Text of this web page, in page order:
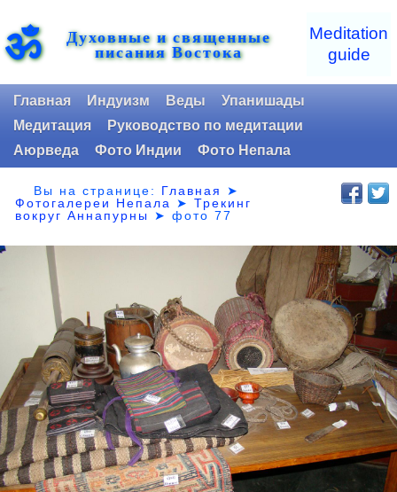
ॐ Духовные и священные
писания Востока
Meditation
guide
Главная Индуизм Веды
Упанишады
Медитация
Руководство по медитации
Аюрведа
Фото Индии Фото Непала
Вы на странице: Главная
➤
Фотогалереи Непала
➤Трекинг
вокруг Аннапурны ➤фото 77